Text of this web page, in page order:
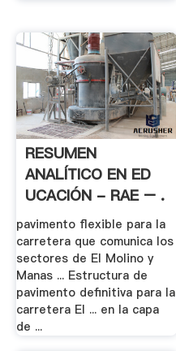
RESUMEN
ANALÍTICO EN ED
UCACIÓN - RAE – .
pavimento flexible para la
carretera que comunica los
sectores de El Molino y
Manas ... Estructura de
pavimento definitiva para la
carretera El ... en la capa
de ...